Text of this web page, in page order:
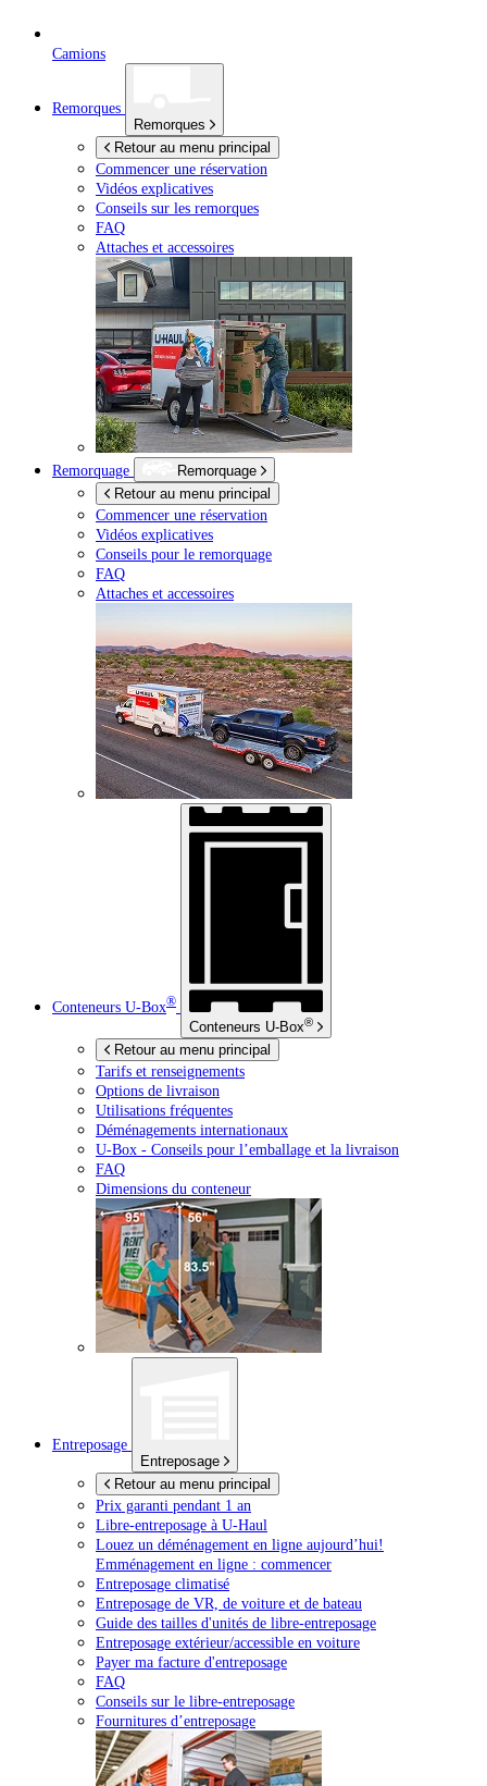
Camions
Remorques
Remorques
Retour au menu principal
Commencer une réservation
Vidéos explicatives
Conseils sur les remorques
FAQ
Attaches et accessoires
Remorquage
Remorquage
Retour au menu principal
Commencer une réservation
Vidéos explicatives
Conseils pour le remorquage
FAQ
Attaches et accessoires
Conteneurs U-Box®
Conteneurs U-Box®
Retour au menu principal
Tarifs et renseignements
Options de livraison
Utilisations fréquentes
Déménagements internationaux
U-Box - Conseils pour l’emballage et la livraison
FAQ
Dimensions du conteneur
Entreposage
Entreposage
Retour au menu principal
Prix garanti pendant 1 an
Libre-entreposage à U-Haul
Louez un déménagement en ligne aujourd’hui!
Emménagement en ligne : commencer
Entreposage climatisé
Entreposage de VR, de voiture et de bateau
Guide des tailles d'unités de libre-entreposage
Entreposage extérieur/accessible en voiture
Payer ma facture d'entreposage
FAQ
Conseils sur le libre-entreposage
Fournitures d’entreposage